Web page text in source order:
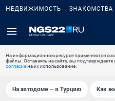
НЕДВИЖИМОСТЬ ЗНАКОМСТВА
На информационном ресурсе применяются
файлы. Оставаясь на сайте, вы подтверждаете
согласиена их использование.
На автодоме — в Турцию Как